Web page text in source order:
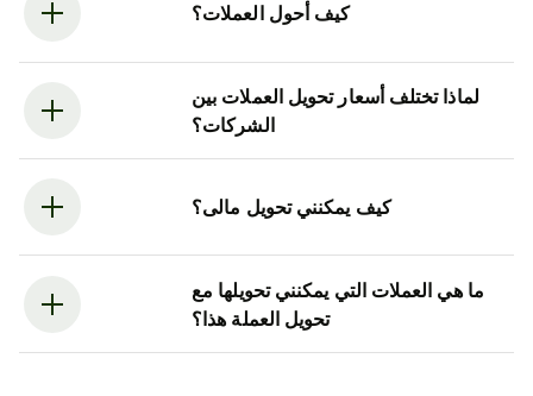
كيف أحول العملات؟
لماذا تختلف أسعار تحويل العملات بين
الشركات؟
كيف يمكنني تحويل مالى؟
ما هي العملات التي يمكنني تحويلها مع
تحويل العملة هذا؟